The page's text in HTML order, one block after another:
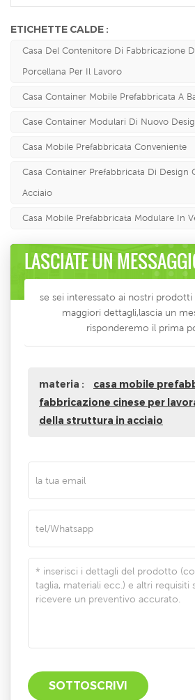
ETICHETTE CALDE :
Casa Del Contenitore Di Fabbricazione
Porcellana Per Il Lavoro
Casa Container Mobile Prefabbricata A
Case Container Modulari Di Nuovo
Casa Mobile Prefabbricata Conveniente
Casa Container Prefabbricata Di Design
Acciaio
Casa Mobile Prefabbricata Modulare In
LASCIATE UN
se sei interessato ai nostri
maggiori dettagli,lascia un
risponderemo il prima
materia :
casa mobile
fabbricazione cinese per
della struttura in acciaio